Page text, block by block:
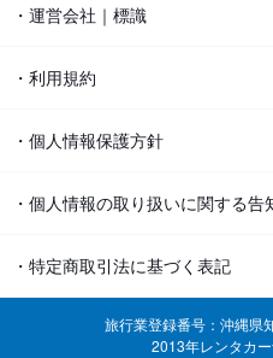
・運営会社｜標識
・利用規約
・個人情報保護方針
・個人情報の取り扱いに関する告
・特定商取引法に基づく表記
旅行業登録番号：沖縄県
2013年レンタカ